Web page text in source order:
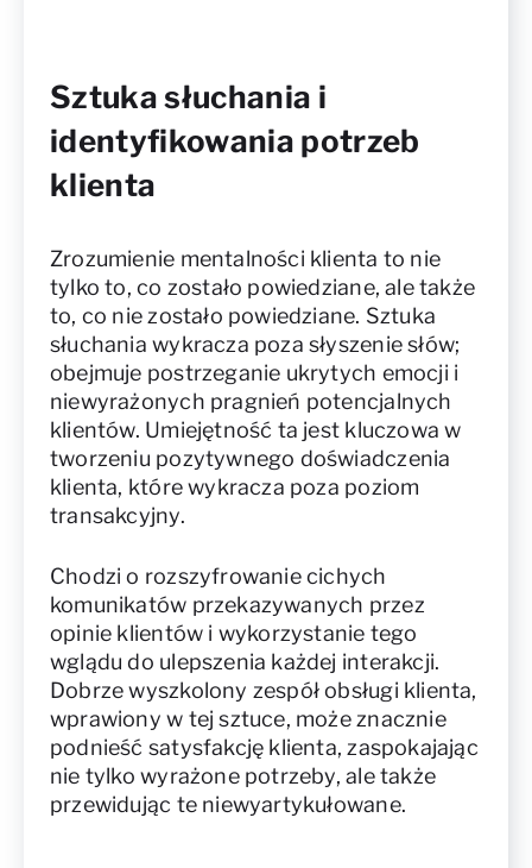
Sztuka słuchania i
identyfikowania potrzeb
klienta
Zrozumienie mentalności klienta to nie
tylko to, co zostało powiedziane, ale także
to, co nie zostało powiedziane. Sztuka
słuchania wykracza poza słyszenie słów;
obejmuje postrzeganie ukrytych emocji i
niewyrażonych pragnień potencjalnych
klientów. Umiejętność ta jest kluczowa w
tworzeniu pozytywnego doświadczenia
klienta, które wykracza poza poziom
transakcyjny.
Chodzi o rozszyfrowanie cichych
komunikatów przekazywanych przez
opinie klientów i wykorzystanie tego
wglądu do ulepszenia każdej interakcji.
Dobrze wyszkolony zespół obsługi klienta,
wprawiony w tej sztuce, może znacznie
podnieść satysfakcję klienta, zaspokajając
nie tylko wyrażone potrzeby, ale także
przewidując te niewyartykułowane.